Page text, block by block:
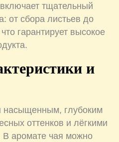
тщательный
от сбора листьев до
гарантирует высокое
и
насыщенным, глубоким
оттенков и лёгкими
аромате чая можно